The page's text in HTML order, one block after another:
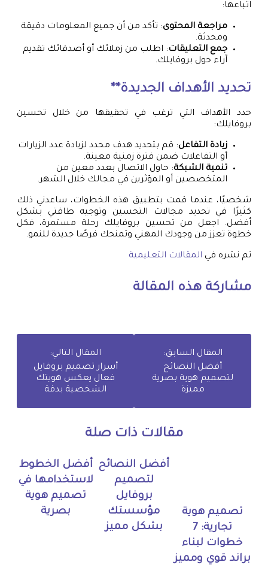
اتباعها:
مراجعة المحتوى: تأكد من أن جميع المعلومات دقيقة
ومحدثة.
جمع التعليقات: اطلب من زملائك أو أصدقائك تقديم
آراء حول بروفايلك.
تحديد الأهداف الجديدة**
حدد الأهداف التي ترغب في تحقيقها من خلال تحسين
بروفايلك:
زيادة التفاعل: قم بتحديد هدف محدد لزيادة عدد الزيارات
أو التفاعلات ضمن فترة زمنية معينة.
تنمية الشبكة: حاول الاتصال بعدد معين من
المتخصصين أو المؤثرين في مجالك خلال الشهر.
شخصيًا، عندما قمت بتطبيق هذه الخطوات، ساعدني ذلك
كثيرًا في تحديد مجالات التحسين وتوجيه طاقتي بشكل
أفضل. اجعل من تحسين بروفايلك رحلة مستمرة، فكل
خطوة تعزز من وجودك المهني وتمنحك فرصًا جديدة للنمو.
تم نشره في المقالات التعليمية
مشاركة هذه المقالة
المقال السابق:
أفضل النصائح
لتصميم هوية بصرية
مميزة
المقال التالي:
أسرار تصميم بروفايل
فعال يعكس هويتك
الشخصية بدقة
مقالات ذات صلة
تصميم هوية
تجارية: 7
خطوات لبناء
براند قوي ومميز
أفضل النصائح
لتصميم
بروفايل
مؤسستك
بشكل مميز
أفضل الخطوط
لاستخدامها في
تصميم هوية
بصرية